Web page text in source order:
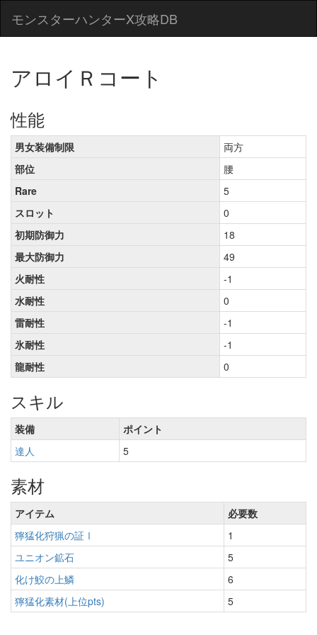
モンスターハンターX攻略DB
アロイＲコート
性能
男女装備制限
両方
部位
腰
Rare
5
スロット
0
初期防御力
18
最大防御力
49
火耐性
-1
水耐性
0
雷耐性
-1
氷耐性
-1
龍耐性
0
スキル
装備
ポイント
達人
5
素材
アイテム
必要数
獰猛化狩猟の証Ⅰ
1
ユニオン鉱石
5
化け鮫の上鱗
6
獰猛化素材(上位pts)
5